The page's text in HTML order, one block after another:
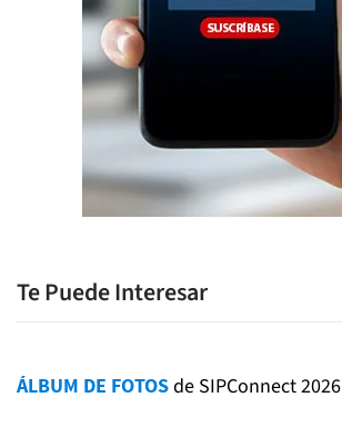
Te Puede Interesar
ÁLBUM DE FOTOSde SIPConnect 2026